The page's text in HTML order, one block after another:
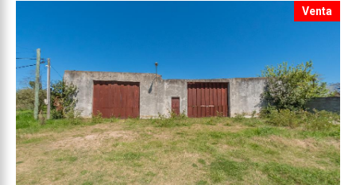
Venta